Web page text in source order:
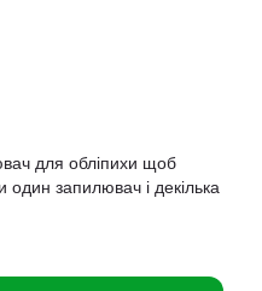
для обліпихи щоб
один запилювач і декілька